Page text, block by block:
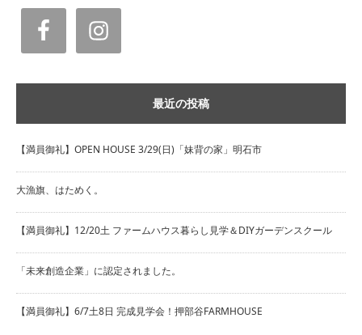
最近の投稿
【満員御礼】OPEN HOUSE 3/29(日)「妹背の家」明石市
大漁旗、はためく。
【満員御礼】12/20土 ファームハウス暮らし見学＆DIYガーデンスクール
「未来創造企業」に認定されました。
【満員御礼】6/7土8日 完成見学会！押部谷FARMHOUSE